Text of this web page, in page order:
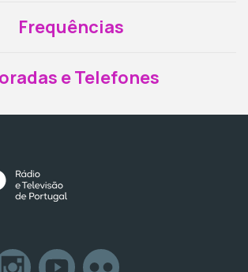
Frequências
e Telefones